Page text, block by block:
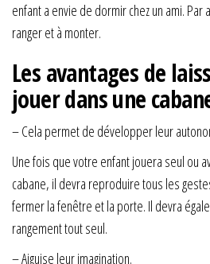
enfant a envie de dormir chez un ami.
ranger et à monter.
Les avantages de
jouer dans une
– Cela permet de développer leur
Une fois que votre enfant jouera seul ou
cabane, il devra reproduire tous les
fermer la fenêtre et la porte. Il devra
rangement tout seul.
– Aiguise leur imagination.